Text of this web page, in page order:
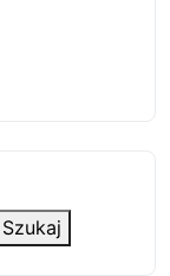
Szukaj